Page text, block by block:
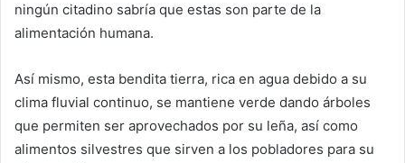
ningún citadino sabría que estas son parte de la
alimentación humana.
Así mismo, esta bendita tierra, rica en agua debido a su
clima fluvial continuo, se mantiene verde dando árboles
que permiten ser aprovechados por su leña, así como
alimentos silvestres que sirven a los pobladores para su